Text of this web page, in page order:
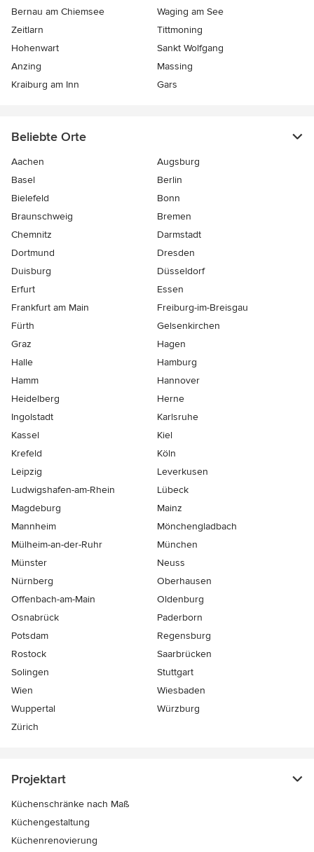
Bernau am Chiemsee
Waging am See
Zeitlarn
Tittmoning
Hohenwart
Sankt Wolfgang
Anzing
Massing
Kraiburg am Inn
Gars
Beliebte Orte
Aachen
Augsburg
Basel
Berlin
Bielefeld
Bonn
Braunschweig
Bremen
Chemnitz
Darmstadt
Dortmund
Dresden
Duisburg
Düsseldorf
Erfurt
Essen
Frankfurt am Main
Freiburg-im-Breisgau
Fürth
Gelsenkirchen
Graz
Hagen
Halle
Hamburg
Hamm
Hannover
Heidelberg
Herne
Ingolstadt
Karlsruhe
Kassel
Kiel
Krefeld
Köln
Leipzig
Leverkusen
Ludwigshafen-am-Rhein
Lübeck
Magdeburg
Mainz
Mannheim
Mönchen­gladbach
Mülheim-an-der-Ruhr
München
Münster
Neuss
Nürnberg
Oberhausen
Offenbach-am-Main
Oldenburg
Osnabrück
Paderborn
Potsdam
Regensburg
Rostock
Saarbrücken
Solingen
Stuttgart
Wien
Wiesbaden
Wuppertal
Würzburg
Zürich
Projektart
Küchenschränke nach Maß
Küchengestaltung
Küchenrenovierung